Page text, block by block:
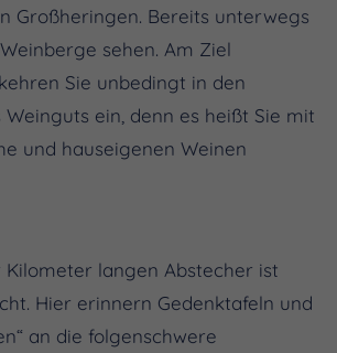
Großheringen. Bereits unterwegs
sehen. Am Ziel
Sie unbedingt in den
Weinguts ein, denn es heißt Sie mit
und hauseigenen Weinen
Kilometer langen Abstecher ist
Hier erinnern Gedenktafeln und
an die folgenschwere